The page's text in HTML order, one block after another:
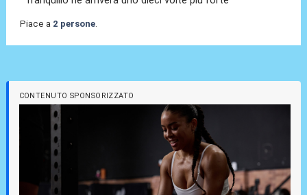
Piace a 2 persone.
CONTENUTO SPONSORIZZATO